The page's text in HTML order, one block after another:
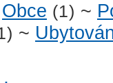
Obce (1) ~
~